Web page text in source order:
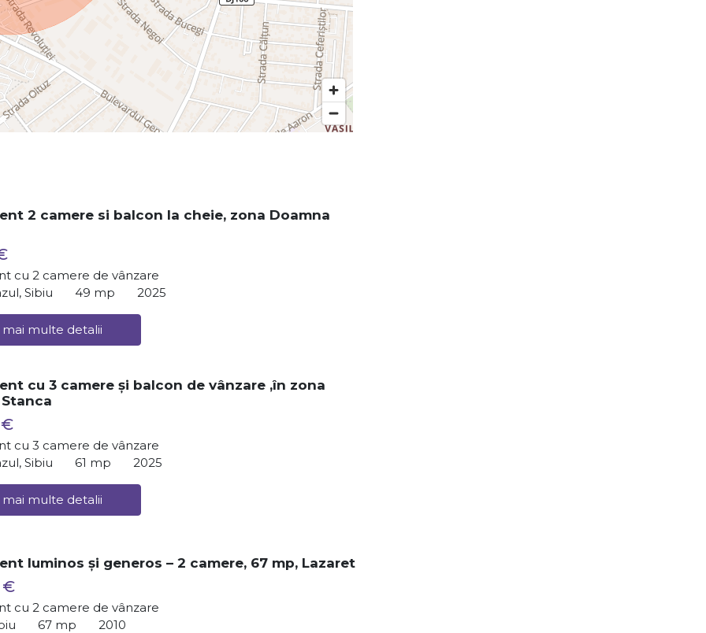
2 camere si balcon la cheie, zona Doamna
cu 2 camere de vânzare
Sibiu
49 mp 2025
mai multe detalii
cu 3 camere și balcon de vânzare ,în zona
€
cu 3 camere de vânzare
Sibiu
61 mp 2025
mai multe detalii
luminos și generos – 2 camere, 67 mp, Lazaret
€
cu 2 camere de vânzare
67 mp 2010